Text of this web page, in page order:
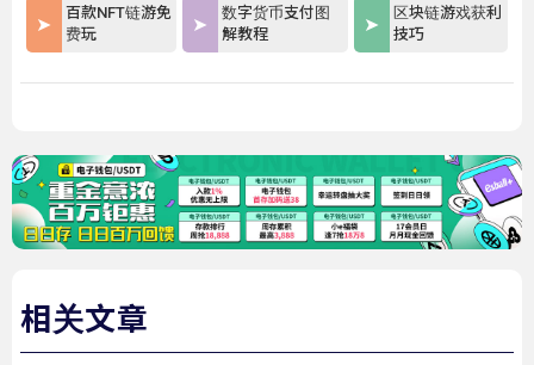
百款NFT链游免
费玩
数字货币支付图
解教程
区块链游戏获利
技巧
相关文章